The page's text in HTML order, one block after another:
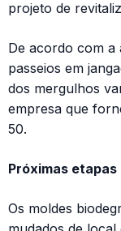
projeto de
De acordo com a
passeios em
dos mergulhos
empresa que
50.
Próximas etapas
Os moldes